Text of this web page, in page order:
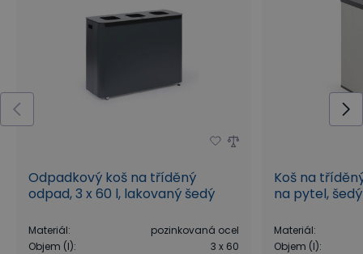
Odpadkový koš na tříděný
odpad, 3 x 60 l, lakovaný šedý
Materiál:
pozinkovaná ocel
Objem (l): 3 x 60
Koš na
na pytel,
Materiál:
Objem (l):